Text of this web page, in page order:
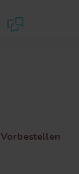
Vorbestellen